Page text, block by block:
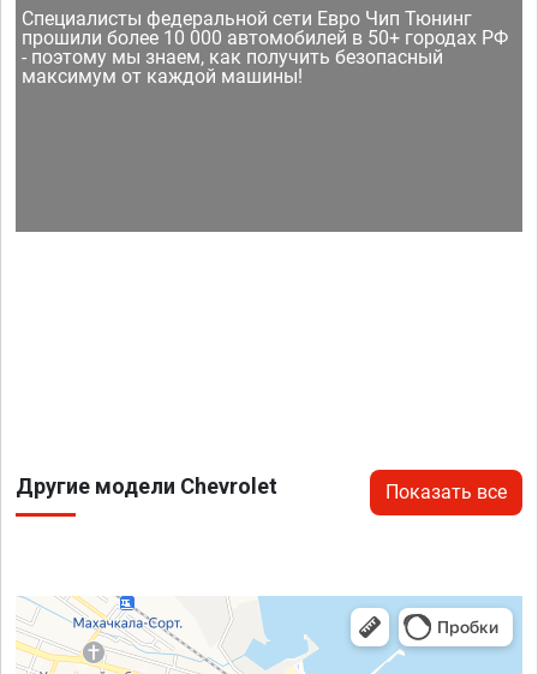
Специалисты федеральной сети Евро Чип Тюнинг
прошили более 10 000 автомобилей в 50+ городах РФ
- поэтому мы знаем, как получить безопасный
максимум от каждой машины!
Другие модели Chevrolet Показать все